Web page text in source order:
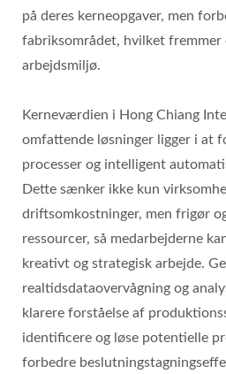
på deres kerneopgaver, men
fabriksområdet, hvilket fremmer
arbejdsmiljø.
Kerneværdien i Hong Chiang
omfattende løsninger ligger i at
processer og intelligent
Dette sænker ikke kun
driftsomkostninger, men frigør
ressourcer, så medarbejderne
kreativt og strategisk arbejde.
realtidsdataovervågning og
klarere forståelse af
identificere og løse potentielle
forbedre